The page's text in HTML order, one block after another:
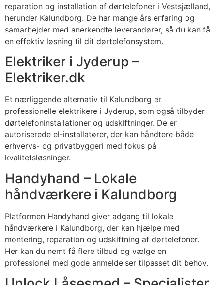
reparation og installation af dørtelefoner i Vestsjælland,
herunder Kalundborg. De har mange års erfaring og
samarbejder med anerkendte leverandører, så du kan få
en effektiv løsning til dit dørtelefonsystem.
Elektriker i Jyderup –
Elektriker.dk
Et nærliggende alternativ til Kalundborg er
professionelle elektrikere i Jyderup, som også tilbyder
dørtelefoninstallationer og udskiftninger. De er
autoriserede el-installatører, der kan håndtere både
erhvervs- og privatbyggeri med fokus på
kvalitetsløsninger.
Handyhand – Lokale
håndværkere i Kalundborg
Platformen Handyhand giver adgang til lokale
håndværkere i Kalundborg, der kan hjælpe med
montering, reparation og udskiftning af dørtelefoner.
Her kan du nemt få flere tilbud og vælge en
professionel med gode anmeldelser tilpasset dit behov.